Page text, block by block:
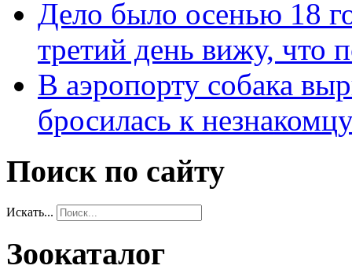
Дело было осенью 18
третий день вижу, что
В аэропорту собака
бросилась к
Поиск по сайту
Искать...
Зоокаталог